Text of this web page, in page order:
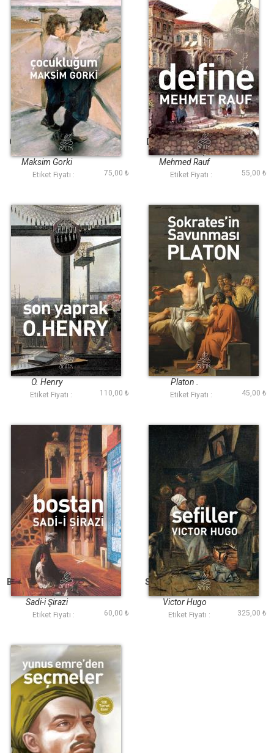
Çocukluğum (Antik
Dünya Klasikleri)
Maksim Gorki
Etiket Fiyatı : 75,00 ₺
Define (Antik Dünya
Klasikleri)
Mehmed Rauf
Etiket Fiyatı : 55,00 ₺
Son Yaprak (Antik
Dünya Klasikleri)
O. Henry
Etiket Fiyatı : 110,00 ₺
Sokratesin
Savunması (Antik
Dünya Klasikleri)
Platon .
Etiket Fiyatı : 45,00 ₺
Bostan (Antik Dünya
Klasikleri)
Sadi-i Şirazi
Etiket Fiyatı : 60,00 ₺
Sefiller (Antik Dünya
Klasikleri)
Victor Hugo
Etiket Fiyatı : 325,00 ₺